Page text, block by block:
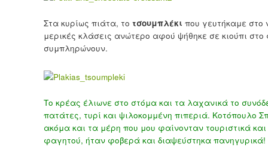
Στα κυρίως πιάτα, το τσουμπλέκι που γευτήκαμε στο
μερικές κλάσεις ανώτερο αφού ψήθηκε σε κιούπι
συμπληρώνουν.
Το κρέας έλιωνε στο στόμα και τα λαχανικά το
πατάτες, τυρί και ψιλοκομμένη πιπεριά. Κοτόπουλο
ακόμα και τα μέρη που μου φαίνονταν τουριστικά
φαγητού, ήταν φοβερά και διαψεύστηκα πανηγυρικά!